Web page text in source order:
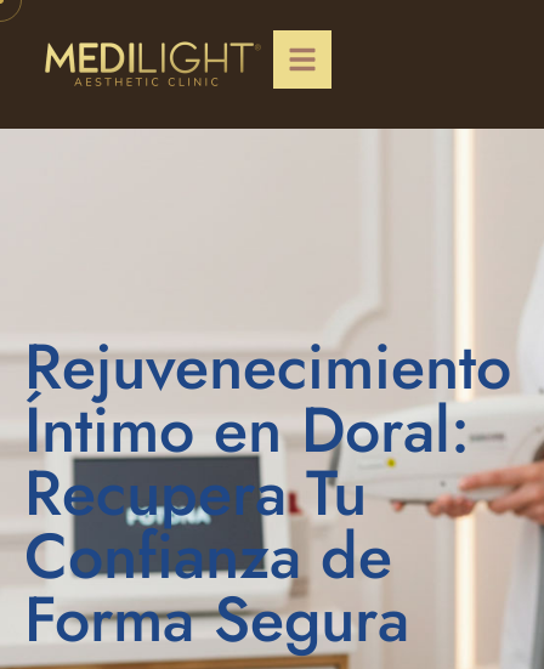
Rejuvenecimiento
Íntimo en Doral:
Recupera Tu
Confianza de
Forma Segura